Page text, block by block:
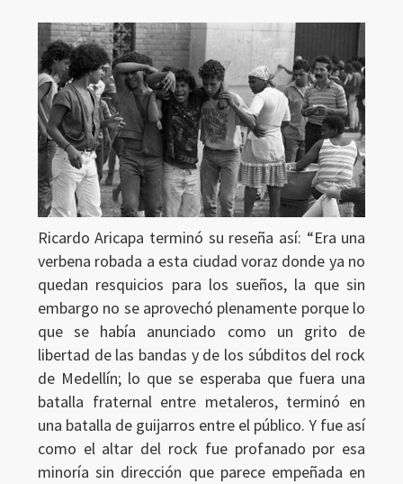
Ricardo Aricapa terminó su reseña así: “Era una
verbena robada a esta ciudad voraz donde ya no
quedan resquicios para los sueños, la que sin
embargo no se aprovechó plenamente porque lo
que se había anunciado como un grito de
libertad de las bandas y de los súbditos del rock
de Medellín; lo que se esperaba que fuera una
batalla fraternal entre metaleros, terminó en
una batalla de guijarros entre el público. Y fue así
como el altar del rock fue profanado por esa
minoría sin dirección que parece empeñada en